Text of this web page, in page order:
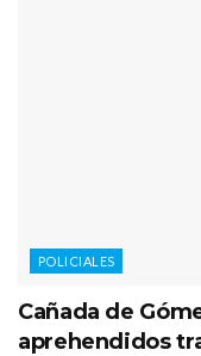
POLICIALES
Cañada de
aprehendidos